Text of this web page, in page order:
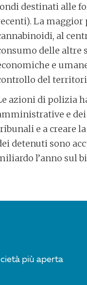
destinati alle
La
al
delle altre
e
del
azioni di polizia
e
e a creare
detenuti sono
l’anno sul
più aperta